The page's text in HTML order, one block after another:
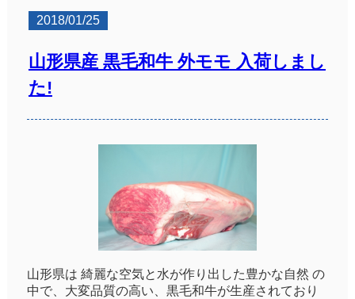
2018/01/25
山形県産 黒毛和牛 外モモ 入荷しまし
た!
山形県は 綺麗な空気と水が作り出した豊かな自然 の
中で、大変品質の高い、黒毛和牛が生産されており